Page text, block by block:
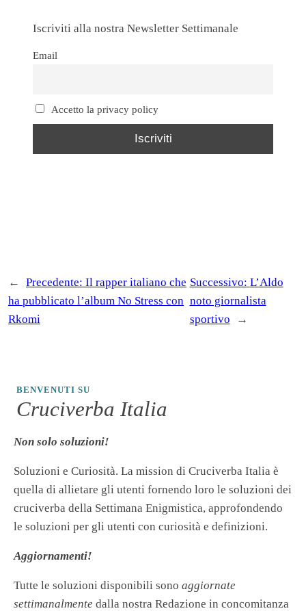
Iscriviti alla nostra Newsletter Settimanale
Email
Accetto la privacy policy
← Precedente: Il rapper italiano che
ha pubblicato l’album No Stress con
Rkomi
Successivo: L’Aldo
noto giornalista
sportivo
→
BENVENUTI SU
Cruciverba Italia
Non solo soluzioni!
Soluzioni e Curiosità. La mission di Cruciverba Italia è
quella di allietare gli utenti fornendo loro le soluzioni dei
cruciverba della Settimana Enigmistica, approfondendo
le soluzioni per gli utenti con curiosità e definizioni.
Aggiornamenti!
Tutte le soluzioni disponibili sono aggiornate
settimanalmente dalla nostra Redazione in concomitanza